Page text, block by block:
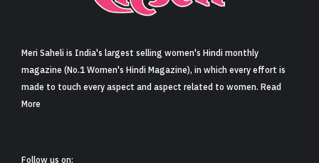
Meri Saheli is India's largest selling women's Hindi monthly
magazine (No.1 Women's Hindi Magazine), in which every effort is
made to touch every aspect and aspect related to women. Read
More